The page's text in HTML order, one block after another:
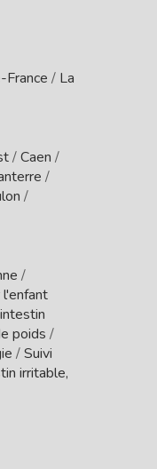
/ La
/Caen /
/
/
/
poids /
/Suivi
irritable,